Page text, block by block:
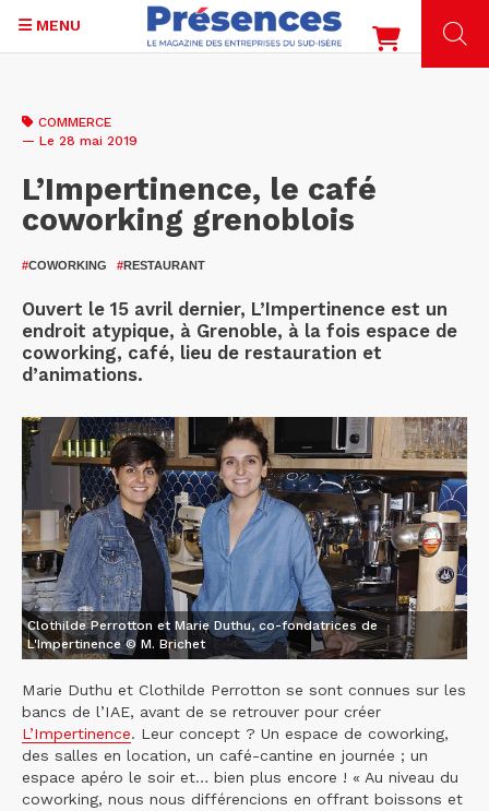
contenu
MENU
COMMERCE
— Le 28 mai 2019
L’Impertinence, le café
coworking grenoblois
#COWORKING #RESTAURANT
Ouvert le 15 avril dernier, L’Impertinence est un
endroit atypique, à Grenoble, à la fois espace de
coworking, café, lieu de restauration et
d’animations.
Clothilde Perrotton et Marie Duthu, co-fondatrices de
L'Impertinence © M. Brichet
Marie Duthu et Clothilde Perrotton se sont connues sur les
bancs de l’IAE, avant de se retrouver pour créer
L’Impertinence. Leur concept ? Un espace de coworking,
des salles en location, un café-cantine en journée ; un
espace apéro le soir et… bien plus encore ! « Au niveau du
coworking, nous nous différencions en offrant boissons et